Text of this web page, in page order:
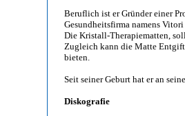
Beruflich ist er Gründer einer
Gesundheitsfirma namens
Die Kristall-Therapiematten,
Zugleich kann die Matte
bieten.
Seit seiner Geburt hat er an
Diskografie